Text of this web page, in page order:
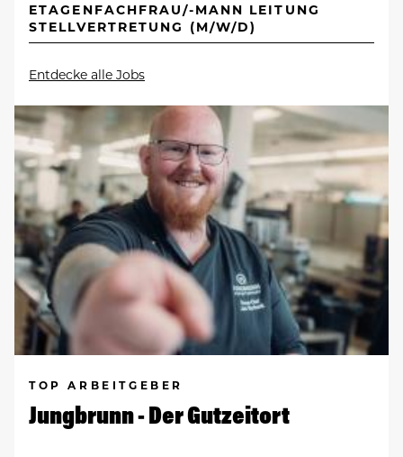
ETAGENFACHFRAU/-MANN LEITUNG
STELLVERTRETUNG (M/W/D)
Entdecke alle Jobs
TOP ARBEITGEBER
Jungbrunn - Der Gutzeitort